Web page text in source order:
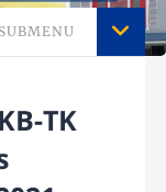
SUBMENU
TK